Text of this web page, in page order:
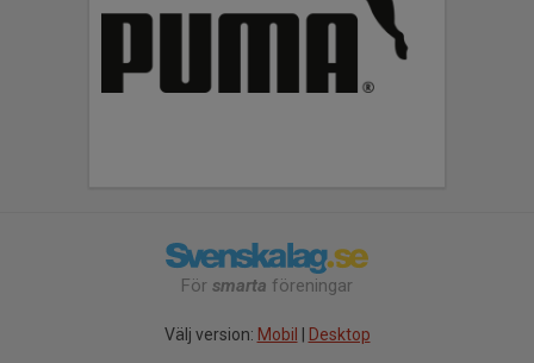
För smarta föreningar
Välj version: Mobil Desktop